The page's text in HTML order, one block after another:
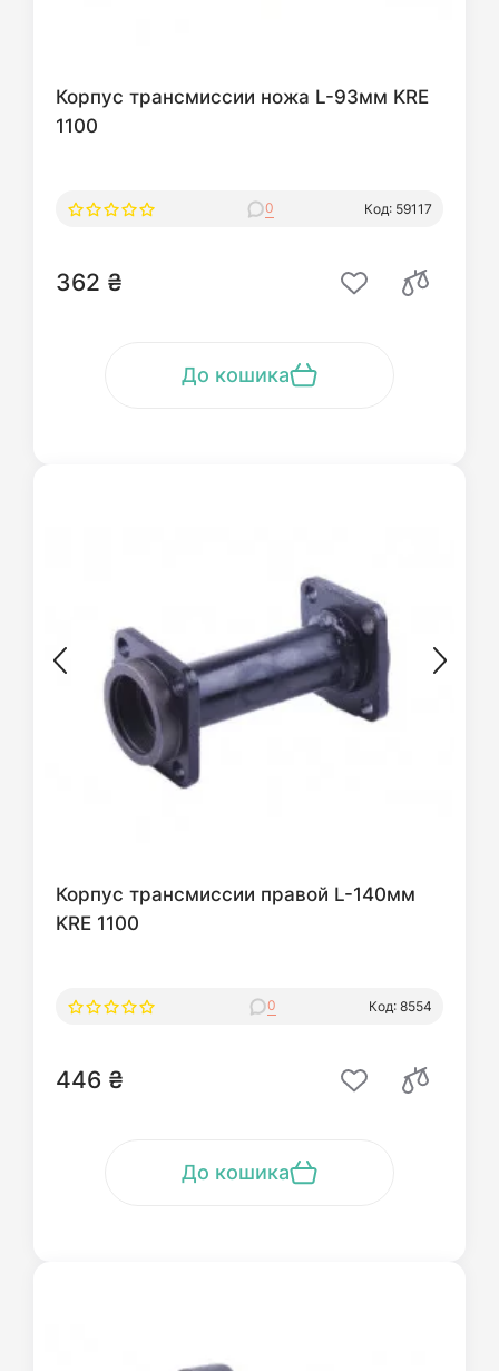
Корпус трансмиссии ножа L-93мм KRE
1100
0 Код: 59117
362 ₴
До кошика
Корпус трансмиссии правой L-140мм
KRE 1100
0 Код: 8554
446 ₴
До кошика